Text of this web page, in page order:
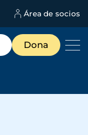
Área de socios
Dona